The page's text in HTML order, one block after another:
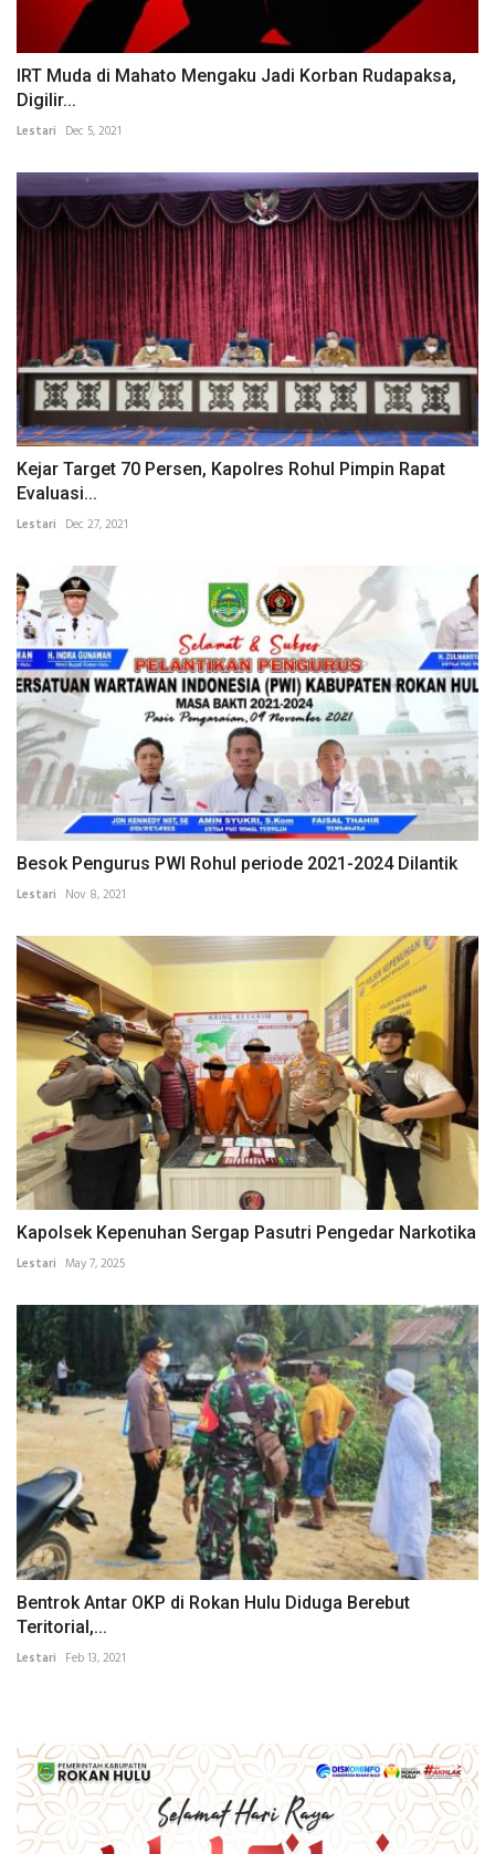
IRT Muda di Mahato Mengaku Jadi Korban Rudapaksa,
Digilir...
Lestari Dec 5, 2021
Kejar Target 70 Persen, Kapolres Rohul Pimpin Rapat
Evaluasi...
Lestari Dec 27, 2021
Besok Pengurus PWI Rohul periode 2021-2024 Dilantik
Lestari Nov 8, 2021
Kapolsek Kepenuhan Sergap Pasutri Pengedar Narkotika
Lestari May 7, 2025
Bentrok Antar OKP di Rokan Hulu Diduga Berebut
Teritorial,...
Lestari Feb 13, 2021